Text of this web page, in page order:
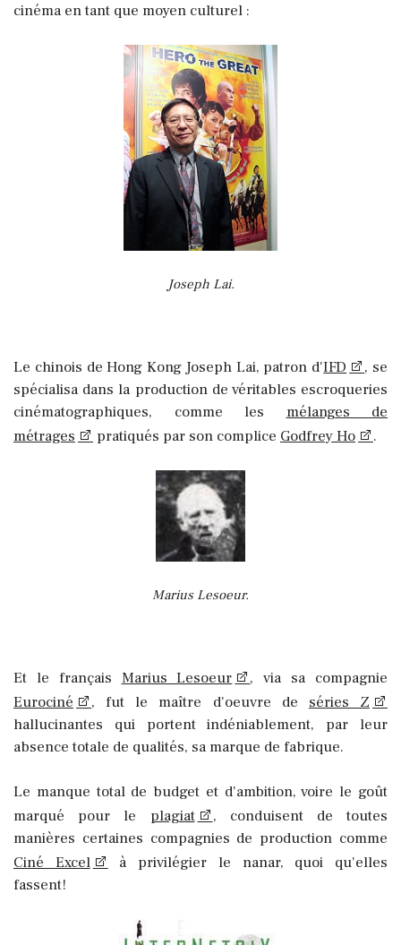
cinéma en tant que moyen culturel :
Joseph Lai.
Le chinois de Hong Kong Joseph Lai, patron d'IFD
, se
spécialisa dans la production de véritables escroqueries
cinématographiques, comme les mélanges de
métrages
pratiqués par son complice Godfrey Ho .
Marius Lesoeur.
Et le français Marius Lesoeur
, via sa compagnie
Eurociné
, fut le maître d'oeuvre de séries Z
hallucinantes qui portent indéniablement, par leur
absence totale de qualités, sa marque de fabrique.
Le manque total de budget et d'ambition, voire le goût
marqué pour le plagiat
, conduisent de toutes
manières certaines compagnies de production comme
Ciné Excel
à privilégier le nanar, quoi qu'elles
fassent!